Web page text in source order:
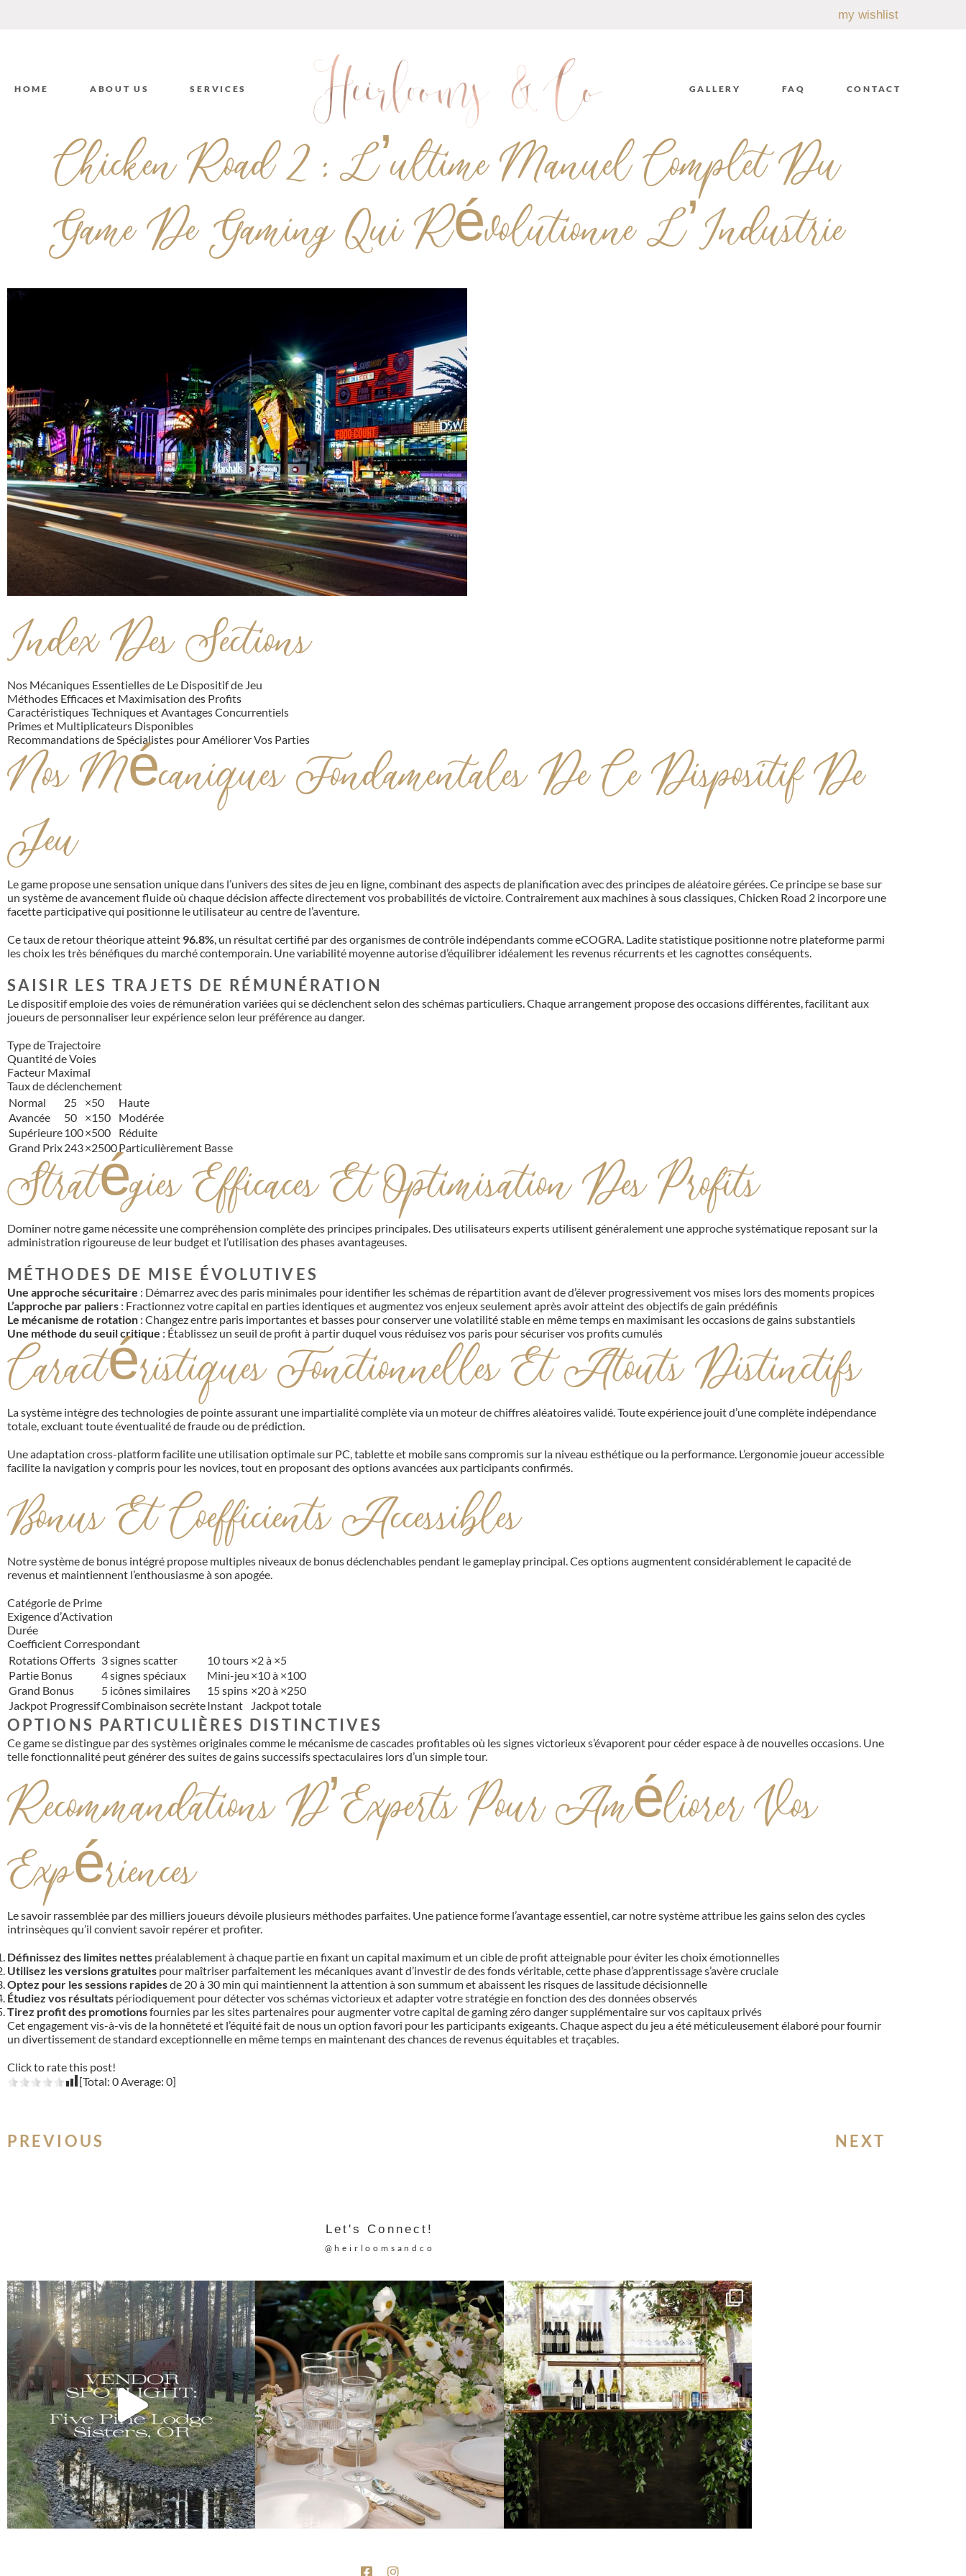
my wishlist
HOME ABOUT US SERVICES GALLERY FAQ CONTACT
Chicken Road 2 : L’ultime Manuel Complet Du
Game De Gaming Qui Révolutionne L’Industrie
Index Des Sections
Nos Mécaniques Essentielles de Le Dispositif de Jeu
Méthodes Efficaces et Maximisation des Profits
Caractéristiques Techniques et Avantages Concurrentiels
Primes et Multiplicateurs Disponibles
Recommandations de Spécialistes pour Améliorer Vos Parties
Nos Mécaniques Fondamentales De Ce Dispositif De
Jeu
Le game propose une sensation unique dans l’univers des sites de jeu en ligne, combinant des aspects de planification avec des principes de aléatoire gérées. Ce principe se base sur
un système de avancement fluide où chaque décision affecte directement vos probabilités de victoire. Contrairement aux machines à sous classiques,Chicken Road 2 incorpore une
facette participative qui positionne le utilisateur au centre de l’aventure.
Ce taux de retour théorique atteint 96.8%, un résultat certifié par des organismes de contrôle indépendants comme eCOGRA. Ladite statistique positionne notre plateforme parmi
les choix les très bénéfiques du marché contemporain. Une variabilité moyenne autorise d’équilibrer idéalement les revenus récurrents et les cagnottes conséquents.
SAISIR LES TRAJETS DE RÉMUNÉRATION
Le dispositif emploie des voies de rémunération variées qui se déclenchent selon des schémas particuliers. Chaque arrangement propose des occasions différentes, facilitant aux
joueurs de personnaliser leur expérience selon leur préférence au danger.
Type de Trajectoire
Quantité de Voies
Facteur Maximal
Taux de déclenchement
Normal
25 ×50
Haute
Avancée
50 ×150
Modérée
Supérieure100×500
Réduite
Grand Prix243×2500Particulièrement Basse
Stratégies Efficaces Et Optimisation Des Profits
Dominer notre game nécessite une compréhension complète des principes principales. Des utilisateurs experts utilisent généralement une approche systématique reposant sur la
administration rigoureuse de leur budget et l’utilisation des phases avantageuses.
MÉTHODES DE MISE ÉVOLUTIVES
Une approche sécuritaire : Démarrez avec des paris minimales pour identifier les schémas de répartition avant de d’élever progressivement vos mises lors des moments propices
L’approche par paliers : Fractionnez votre capital en parties identiques et augmentez vos enjeux seulement après avoir atteint des objectifs de gain prédéfinis
Le mécanisme de rotation : Changez entre paris importantes et basses pour conserver une volatilité stable en même temps en maximisant les occasions de gains substantiels
Une méthode du seuil critique : Établissez un seuil de profit à partir duquel vous réduisez vos paris pour sécuriser vos profits cumulés
Caractéristiques Fonctionnelles Et Atouts Distinctifs
La système intègre des technologies de pointe assurant une impartialité complète via un moteur de chiffres aléatoires validé. Toute expérience jouit d’une complète indépendance
totale, excluant toute éventualité de fraude ou de prédiction.
Une adaptation cross-platform facilite une utilisation optimale sur PC, tablette et mobile sans compromis sur la niveau esthétique ou la performance. L’ergonomie joueur accessible
facilite la navigation y compris pour les novices, tout en proposant des options avancées aux participants confirmés.
Bonus Et Coefficients Accessibles
Notre système de bonus intégré propose multiples niveaux de bonus déclenchables pendant le gameplay principal. Ces options augmentent considérablement le capacité de
revenus et maintiennent l’enthousiasme à son apogée.
Catégorie de Prime
Exigence d’Activation
Durée
Coefficient Correspondant
Rotations Offerts 3 signes scatter 10 tours ×2 à ×5
Partie Bonus
4 signes spéciaux Mini-jeu ×10 à ×100
Grand Bonus
5 icônes similaires 15 spins ×20 à ×250
Jackpot ProgressifCombinaison secrèteInstant Jackpot totale
OPTIONS PARTICULIÈRES DISTINCTIVES
Ce game se distingue par des systèmes originales comme le mécanisme de cascades profitables où les signes victorieux s’évaporent pour céder espace à de nouvelles occasions. Une
telle fonctionnalité peut générer des suites de gains successifs spectaculaires lors d’un simple tour.
Recommandations D’Experts Pour Améliorer Vos
Expériences
Le savoir rassemblée par des milliers joueurs dévoile plusieurs méthodes parfaites. Une patience forme l’avantage essentiel, car notre système attribue les gains selon des cycles
intrinsèques qu’il convient savoir repérer et profiter.
Définissez des limites nettes préalablement à chaque partie en fixant un capital maximum et un cible de profit atteignable pour éviter les choix émotionnelles
Utilisez les versions gratuites pour maîtriser parfaitement les mécaniques avant d’investir de des fonds véritable, cette phase d’apprentissage s’avère cruciale
Optez pour les sessions rapidesde 20 à 30 min qui maintiennent la attention à son summum et abaissent les risques de lassitude décisionnelle
Étudiez vos résultats périodiquement pour détecter vos schémas victorieux et adapter votre stratégie en fonction des des données observés
Tirez profit des promotionsfournies par les sites partenaires pour augmenter votre capital de gaming zéro danger supplémentaire sur vos capitaux privés
Cet engagement vis-à-vis de la honnêteté et l’équité fait de nous un option favori pour les participants exigeants. Chaque aspect du jeu a été méticuleusement élaboré pour fournir
un divertissement de standard exceptionnelle en même temps en maintenant des chances de revenus équitables et traçables.
Click to rate this post!
[Total: 0Average: 0]
PREVIOUS NEXT
Let's Connect!
@heirloomsandco